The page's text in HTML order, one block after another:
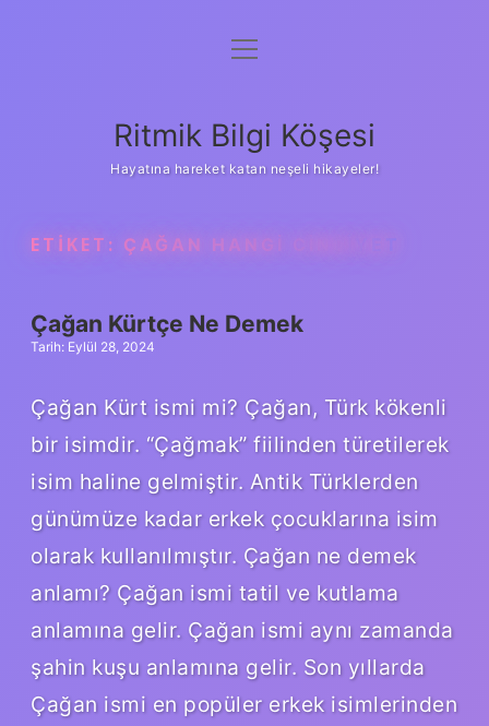
Anasayfa
Yasal Uyarı
menüyü
Ritmik Bilgi Köşesi
Hayatına hareket katan neşeli hikayeler!
ETIKET: ÇAĞAN HANGI CINSIYET
Çağan Kürtçe Ne Demek
Tarih: Eylül 28, 2024
Çağan Kürt ismi mi? Çağan, Türk kökenli
bir isimdir. “Çağmak” fiilinden türetilerek
isim haline gelmiştir. Antik Türklerden
günümüze kadar erkek çocuklarına isim
olarak kullanılmıştır. Çağan ne demek
anlamı? Çağan ismi tatil ve kutlama
anlamına gelir. Çağan ismi aynı zamanda
şahin kuşu anlamına gelir. Son yıllarda
Çağan ismi en popüler erkek isimlerinden